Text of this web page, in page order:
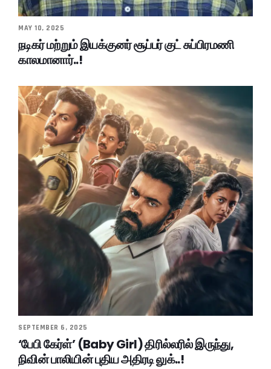
MAY 10, 2025
நடிகர் மற்றும் இயக்குனர் சூப்பர் குட் சுப்பிரமணி
காலமானார்..!
SEPTEMBER 6, 2025
‘பேபி கேர்ள்’ (Baby Girl) திரில்லரில் இருந்து,
நிவின் பாலியின் புதிய அதிரடி லுக்..!